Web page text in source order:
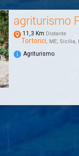
agriturismo
11,3 Km Distante
Tortorici, ME, Sicilia,
Agriturismo